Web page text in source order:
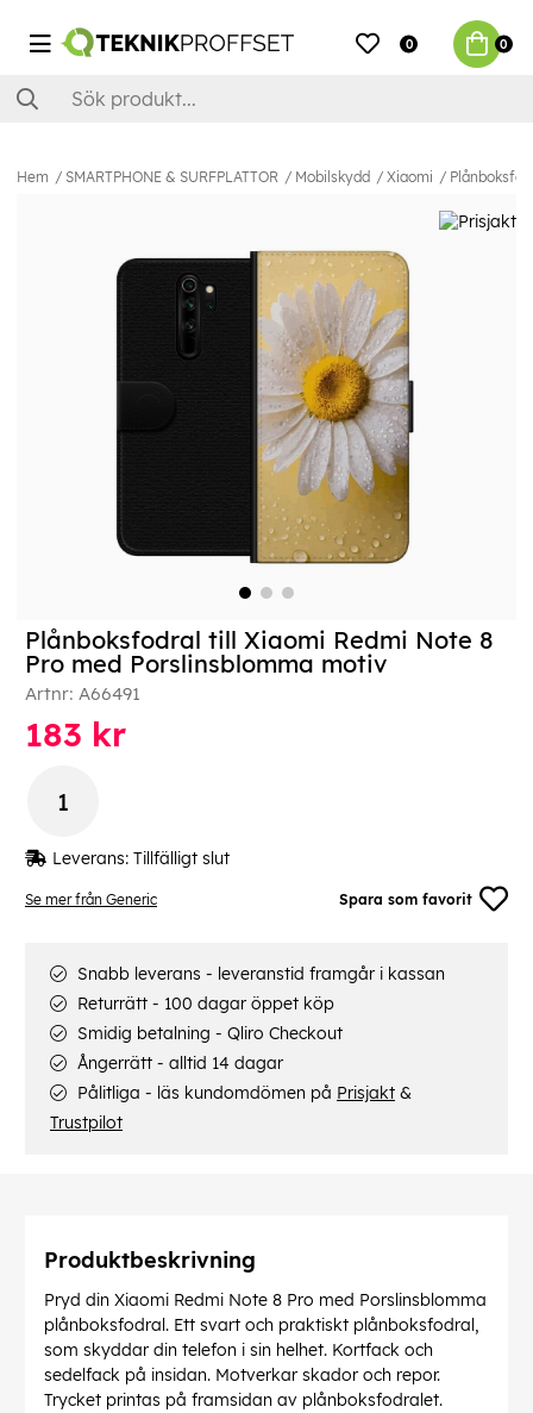
0 0
Hem SMARTPHONE & SURFPLATTOR Mobilskydd Xiaomi
Se mer från Generic Spara som favorit
Plånboksfodral till Xiaomi Redmi Note 8
Pro med Porslinsblomma motiv
Artnr: A66491
183 kr
Leverans: Tillfälligt slut
Snabb leverans - leveranstid framgår i kassan
Returrätt - 100 dagar öppet köp
Smidig betalning - Qliro Checkout
Ångerrätt - alltid 14 dagar
Pålitliga - läs kundomdömen på Prisjakt &
Trustpilot
Produktbeskrivning
Pryd din Xiaomi Redmi Note 8 Pro med Porslinsblomma
plånboksfodral. Ett svart och praktiskt plånboksfodral,
som skyddar din telefon i sin helhet. Kortfack och
sedelfack på insidan. Motverkar skador och repor.
Trycket printas på framsidan av plånboksfodralet.